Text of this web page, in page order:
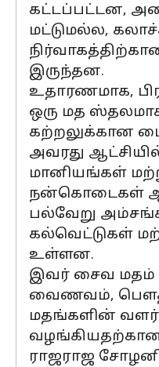
கட்டப்பட்டன,
மட்டுமல்ல,
இருந்தன.
உதாரணமாக,
ஒரு மத
கற்றலுக்கான
அவரது
மானியங்கள்
நன்கொடைகள்
பல்வேறு
கல்வெட்டுகள்
உள்ளன.
இவர் சைவ மதம்
வைணவம்,
மதங்களின்
ராஜராஜ